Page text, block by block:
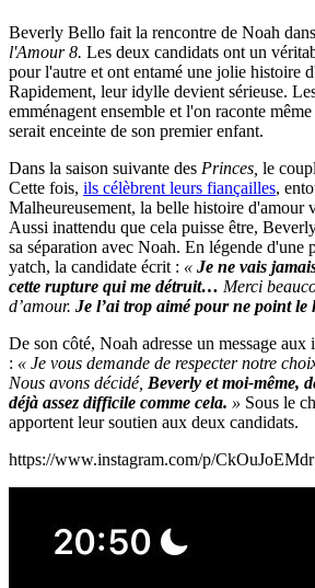
Beverly Bello fait la rencontre de Noah dans
l'Amour 8. Les deux candidats ont un
pour l'autre et ont entamé une jolie histoire
Rapidement, leur idylle devient sérieuse.
emménagent ensemble et l'on raconte
serait enceinte de son premier enfant.
Dans la saison suivante des Princes, le
Cette fois, ils célèbrent leurs fiançailles,
Malheureusement, la belle histoire d'amour
Aussi inattendu que cela puisse être,
sa séparation avec Noah. En légende d'une
yatch, la candidate écrit : « Je ne vais
cette rupture qui me détruit… Merci
d’amour. Je l’ai trop aimé pour ne point le
De son côté, Noah adresse un message aux
: « Je vous demande de respecter notre
Nous avons décidé, Beverly et moi-même,
déjà assez difficile comme cela. » Sous le
apportent leur soutien aux deux candidats.
https://www.instagram.com/p/